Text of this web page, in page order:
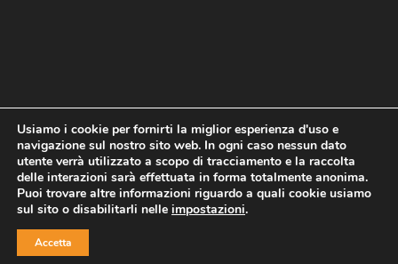
Home Statuto e bilancio
Contatti
Privacy
Cookie Child Protection Policy
Copyright © 2021 AddioPizzo | Tutti i diritti riservati | Sede
Usiamo i cookie per fornirti la miglior esperienza d'uso e
navigazione sul nostro sito web. In ogni caso nessun dato
utente verrà utilizzato a scopo di tracciamento e la raccolta
delle interazioni sarà effettuata in forma totalmente anonima.
Puoi trovare altre informazioni riguardo a quali cookie usiamo
sul sito o disabilitarli nelle impostazioni.
Accetta